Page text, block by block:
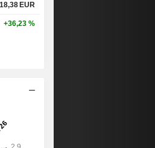
18,38 EUR
+36,23 %